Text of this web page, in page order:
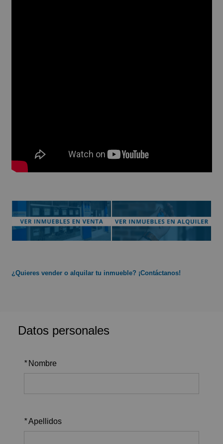
¿Quieres vender o alquilar tu inmueble? ¡Contáctanos!
Datos personales
* Nombre
*Apellidos